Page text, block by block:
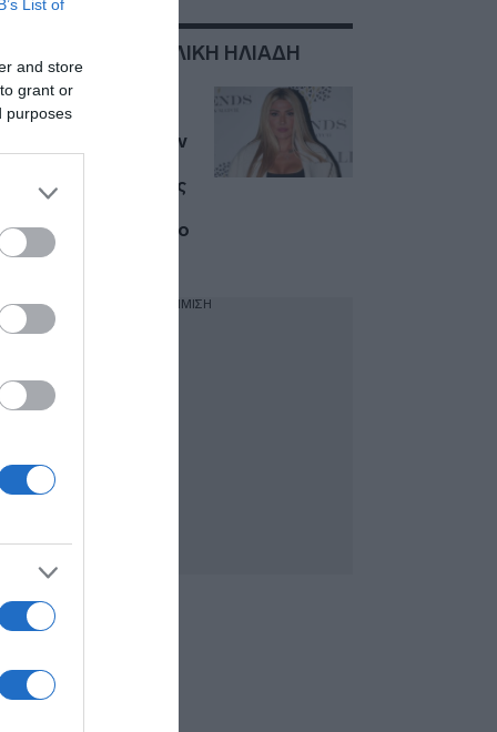
List of
and store
grant or
purposes
ΣΧΕΤΙΚΑ ΜΕ:ΑΓΓΕΛΙΚΗ ΗΛΙΑΔΗ
Αγγελική Ηλιάδη:
την
εξομολόγηση για την
προσέγγισαν πολλές
περίμενα να γίνει όλο
ΔΙΑΦΗΜΙΣΗ